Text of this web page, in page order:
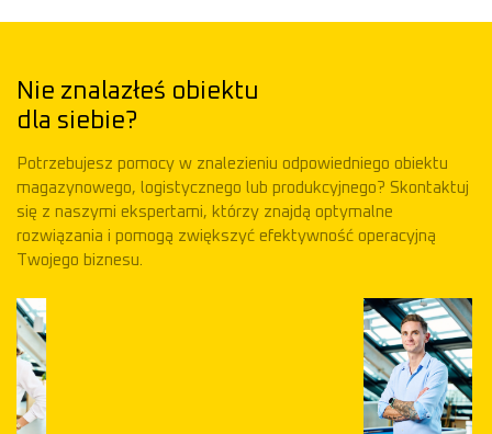
Nie znalazłeś obiektu
dla siebie?
Potrzebujesz pomocy w znalezieniu odpowiedniego obiektu
magazynowego, logistycznego lub produkcyjnego? Skontaktuj
się z naszymi ekspertami, którzy znajdą optymalne
rozwiązania i pomogą zwiększyć efektywność operacyjną
Twojego biznesu.